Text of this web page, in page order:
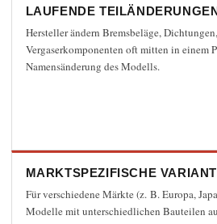
Eine Kopie dieser Mail
Daten zugestimmt.
E-Mail senden
LAUFENDE
Hersteller ändern Bremsbeläge,
Vergaserkomponenten oft mitten in einem
Namensänderung des Modells.
MARKTSPEZIFISCHE
Für verschiedene Märkte (z. B. Europa,
Modelle mit unterschiedlichen Bauteilen